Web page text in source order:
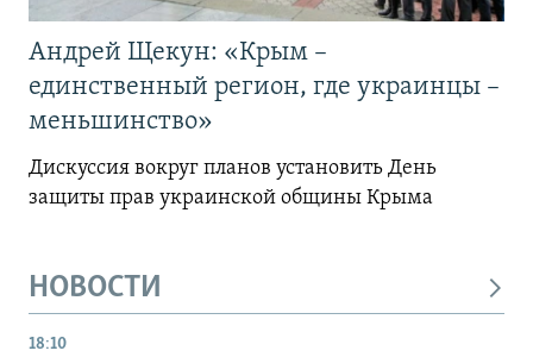
Андрей Щекун: «Крым –
единственный регион, где украинцы –
меньшинство»
Дискуссия вокруг планов установить День
защиты прав украинской общины Крыма
НОВОСТИ
18:10